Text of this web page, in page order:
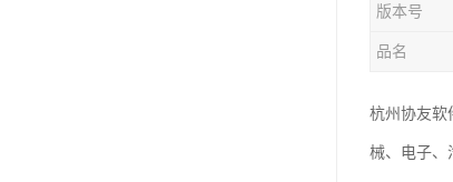
版本号
品名
杭州协友软
械、电子、